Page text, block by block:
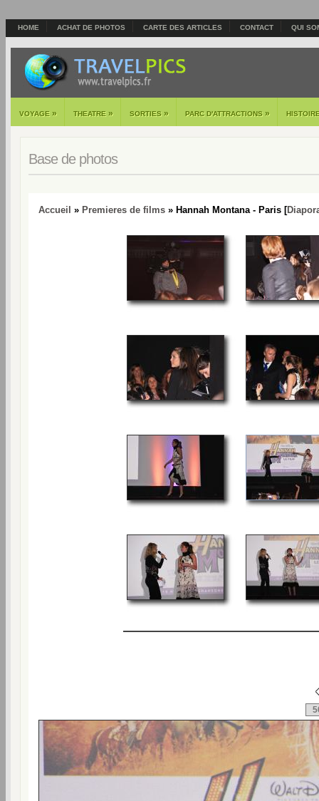
HOME ACHAT DE PHOTOS CARTE DES ARTICLES CONTACT QUI
VOYAGE » THEATRE » SORTIES » PARC D'ATTRACTIONS »
Base de photos
Accueil » Premieres de films » Hannah Montana - Paris [